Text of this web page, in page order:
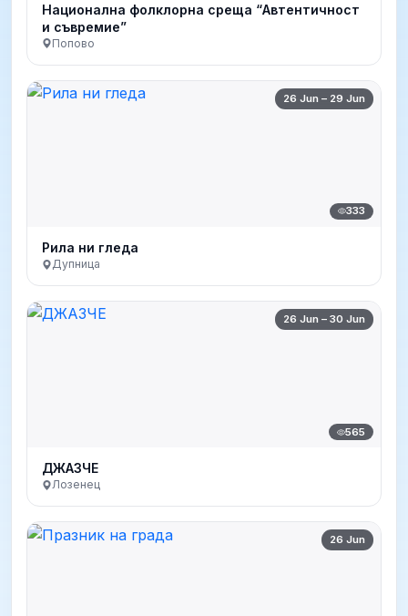
Национална фолклорна среща “Автентичност
и съвремие”
Попово
26 Jun – 29 Jun
333
Рила ни гледа
Дупница
26 Jun – 30 Jun
565
ДЖАЗЧЕ
Лозенец
26 Jun